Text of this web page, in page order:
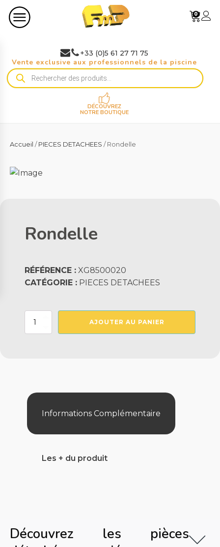
0
+33 (0)5 61 27 71 75
Vente exclusive aux professionnels de la piscine
Recherche
de
DÉCOUVREZ
NOTRE BOUTIQUE
Accueil /PIECES DETACHEES / Rondelle
Rondelle
RÉFÉRENCE : XG8500020
CATÉGORIE : PIECES DETACHEES
quantité
AJOUTER AU PANIER
Informations Complémentaire
Les + du produit
Découvrez les pièces